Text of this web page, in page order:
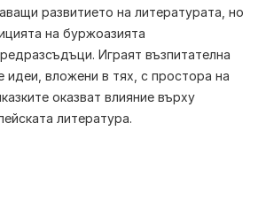
развитието на литературата, но
на буржоазията
Играят възпитателна
идеи, вложени в тях, с простора на
оказват влияние върху
литература.